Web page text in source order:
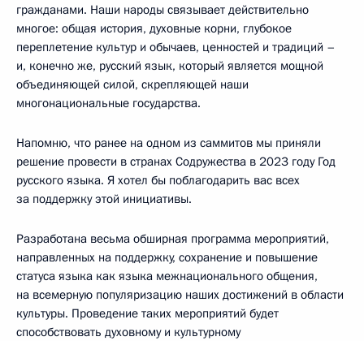
гражданами. Наши народы связывает действительно
многое: общая история, духовные корни, глубокое
переплетение культур и обычаев, ценностей и традиций –
и, конечно же, русский язык, который является мощной
объединяющей силой, скрепляющей наши
многонациональные государства.
Напомню, что ранее на одном из саммитов мы приняли
решение провести в странах Содружества в 2023 году Год
русского языка. Я хотел бы поблагодарить вас всех
за поддержку этой инициативы.
Разработана весьма обширная программа мероприятий,
направленных на поддержку, сохранение и повышение
статуса языка как языка межнационального общения,
на всемерную популяризацию наших достижений в области
культуры. Проведение таких мероприятий будет
способствовать духовному и культурному